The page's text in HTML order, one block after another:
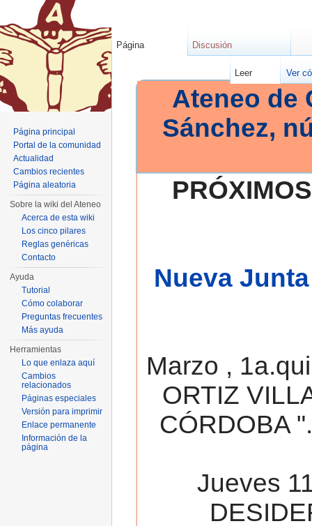
Ateneo de
Sánchez,
Nueva
Marzo ,
ORTIZ
CÓRDOBA
Jueves
Página Discusión
Leer Ver
Página principal
Portal de la comunidad
Actualidad
Cambios recientes
Página aleatoria
Sobre la wiki del Ateneo
Acerca de esta wiki
Los cinco pilares
Reglas genéricas
Contacto
Ayuda
Tutorial
Cómo colaborar
Preguntas frecuentes
Más ayuda
Herramientas
Lo que enlaza aquí
Cambios
relacionados
Páginas especiales
Versión para imprimir
Enlace permanente
Información de la
página